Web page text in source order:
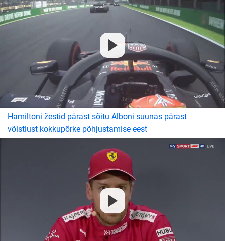
Hamiltoni žestid pärast sõitu Alboni suunas pärast
võistlust kokkupõrke põhjustamise eest